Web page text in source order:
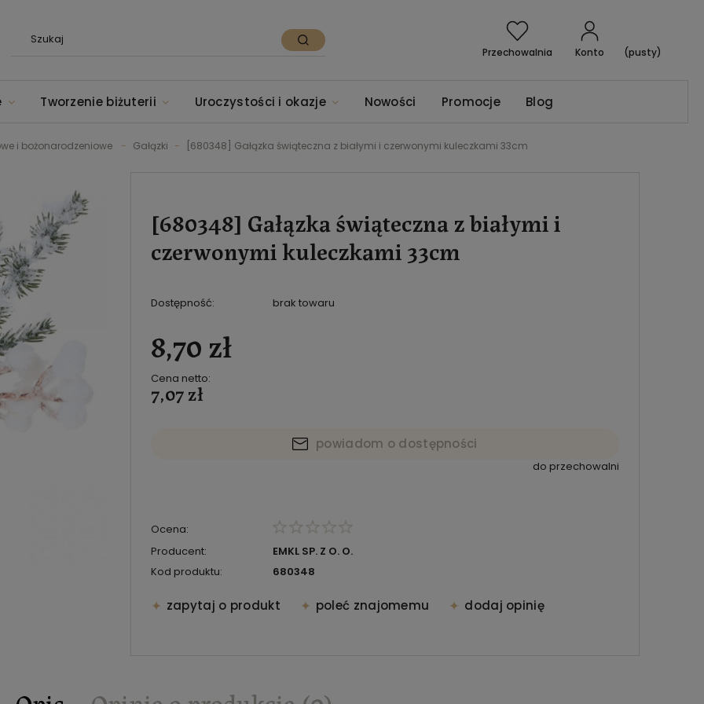
Przechowalnia Konto (pusty)
Tworzenie biżuterii Uroczystości i okazje Nowości Promocje Blog
i bożonarodzeniowe Gałązki [680348] Gałązka świąteczna z białymi i czerwonymi kuleczkami 33cm
[680348] Gałązka świąteczna z białymi i
czerwonymi kuleczkami 33cm
Dostępność: brak towaru
8,70 zł
Cena netto:
7,07 zł
powiadom o dostępności
do przechowalni
Ocena:
Producent:
EMKL SP. Z O. O.
Kod produktu:
680348
zapytaj o produkt poleć znajomemu dodaj opinię